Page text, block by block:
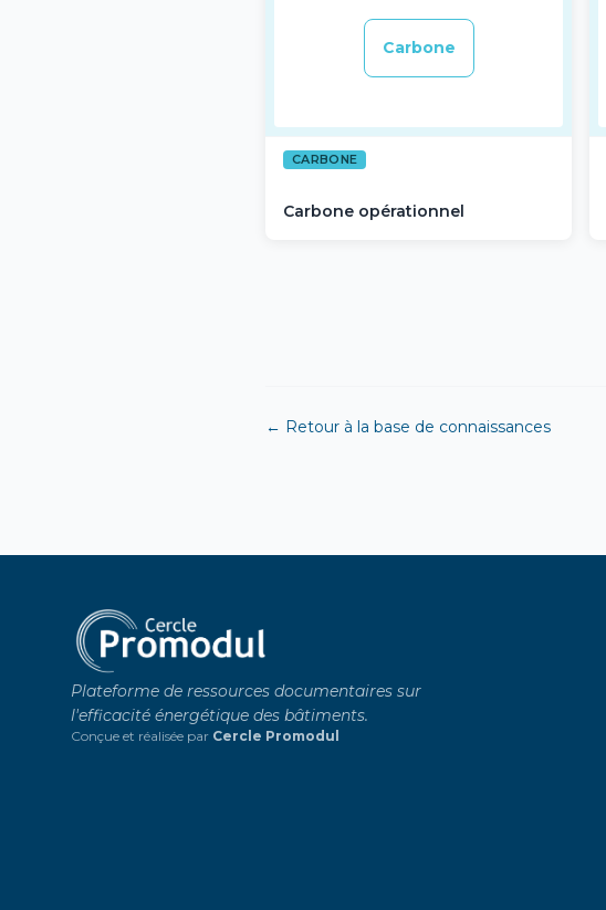
Carbone
CARBONE
Carbone opérationnel
← Retour à la base de connaissances
Plateforme de ressources documentaires sur
l'efficacité énergétique des bâtiments.
Conçue et réalisée par Cercle Promodul